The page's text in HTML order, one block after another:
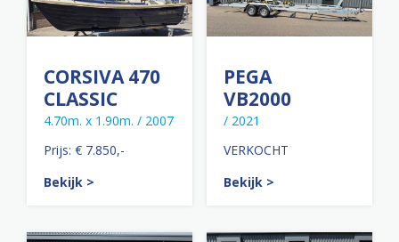
CORSIVA 470
CLASSIC
4.70m. x 1.90m. / 2007
Prijs: € 7.850,-
Bekijk >
PEGA
VB2000
/ 2021
VERKOCHT
Bekijk >